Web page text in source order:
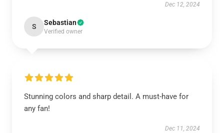
Dec 12, 2024
S Sebastian
Verified owner
Stunning colors and sharp detail. A must-have for
any fan!
Dec 11, 2024